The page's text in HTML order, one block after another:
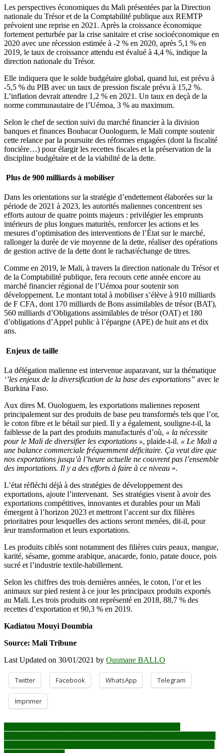
Les perspectives économiques du Mali présentées par la Direction
nationale du Trésor et de la Comptabilité publique aux REMTP
prévoient une reprise en 2021. Après la croissance économique
fortement perturbée par la crise sanitaire et crise socioéconomique en
2020 avec une récession estimée à -2 % en 2020, après 5,1 % en
2019, le taux de croissance attendu est évalué à 4,4 %, indique la
direction nationale du Trésor.
Elle indiquera que le solde budgétaire global, quand lui, est prévu à
-5,5 % du PIB avec un taux de pression fiscale prévu à 15,2 %.
L’inflation devrait attendre 1,2 % en 2021. Un taux en deçà de la
norme communautaire de l’Uémoa, 3 % au maximum.
Selon le chef de section suivi du marché financier à la division
banques et finances Boubacar Ouologuem, le Mali compte soutenir
cette relance par la poursuite des réformes engagées (dont la fiscalité
foncière…) pour élargir les recettes fiscales et la préservation de la
discipline budgétaire et de la viabilité de la dette.
Plus de 900 milliards à mobiliser
Dans les orientations sur la stratégie d’endettement élaborées sur la
période de 2021 à 2023, les autorités maliennes concentrent ses
efforts autour de quatre points majeurs : privilégier les emprunts
intérieurs de plus longues maturités, renforcer les actions et les
mesures d’optimisation des interventions de l’État sur le marché,
rallonger la durée de vie moyenne de la dette, réaliser des opérations
de gestion active de la dette dont le rachat/échange de titres.
Comme en 2019, le Mali, à travers la direction nationale du Trésor et
de la Comptabilité publique, fera recours cette année encore au
marché financier régional de l’Uémoa pour soutenir son
développement. Le montant total à mobiliser s’élève à 910 milliards
de F CFA, dont 170 milliards de Bons assimilables de trésor (BAT),
560 milliards d’Obligations assimilables de trésor (OAT) et 180
d’obligations d’Appel public à l’épargne (APE) de huit ans et dix
ans.
Enjeux de taille
La délégation malienne est intervenue auparavant, sur la thématique
‘’les enjeux de la diversification de la base des exportations” avec le
Burkina Faso.
Aux dires M. Ouologuem, les exportations maliennes reposent
principalement sur des produits de base peu transformés tels que l’or,
le coton fibre et le bétail sur pied. Il y a également, souligne-t-il, la
faiblesse de la part des produits manufacturés d’où, « la nécessite
pour le Mali de diversifier les exportations », plaide-t-il. « Le Mali a
une balance commerciale fréquemment déficitaire. Ça veut dire que
nos exportations jusqu’à l’heure actuelle ne couvrent pas l’ensemble
des importations. Il y a des efforts à faire à ce niveau ».
L’état réfléchi déjà à des stratégies de développement des
exportations, ajoute l’intervenant. Ses stratégies visent à avoir des
exportations compétitives, innovantes et durables pour un Mali
émergent à l’horizon 2023 et mettront l’accent sur dix filières
prioritaires pour lesquelles des actions seront menées, dit-il, pour
leur transformation et leurs exportations.
Les produits ciblés sont notamment des filières cuirs peaux, mangue,
karité, sésame, gomme arabique, anacarde, fonio, patate douce, pois
sucré et l’industrie textile-habillement.
Selon les chiffres des trois dernières années, le coton, l’or et les
animaux sur pied restent à ce jour les principaux produits exportés
au Mali. Les trois produits ont représenté en 2018, 88,7 % des
recettes d’exportation et 90,3 % en 2019.
Kadiatou Mouyi Doumbia
Source: Mali Tribune
Last Updated on 30/01/2021 by Ousmane BALLO
Twitter Facebook WhatsApp Telegram
Imprimer
Navigation
de